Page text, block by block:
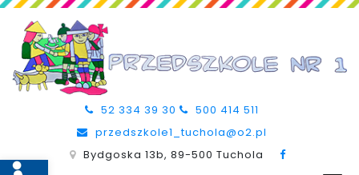
52 334 39 30
500 414 511
przedszkole1_tuchola@o2.pl
Bydgoska 13b, 89-500 Tuchola